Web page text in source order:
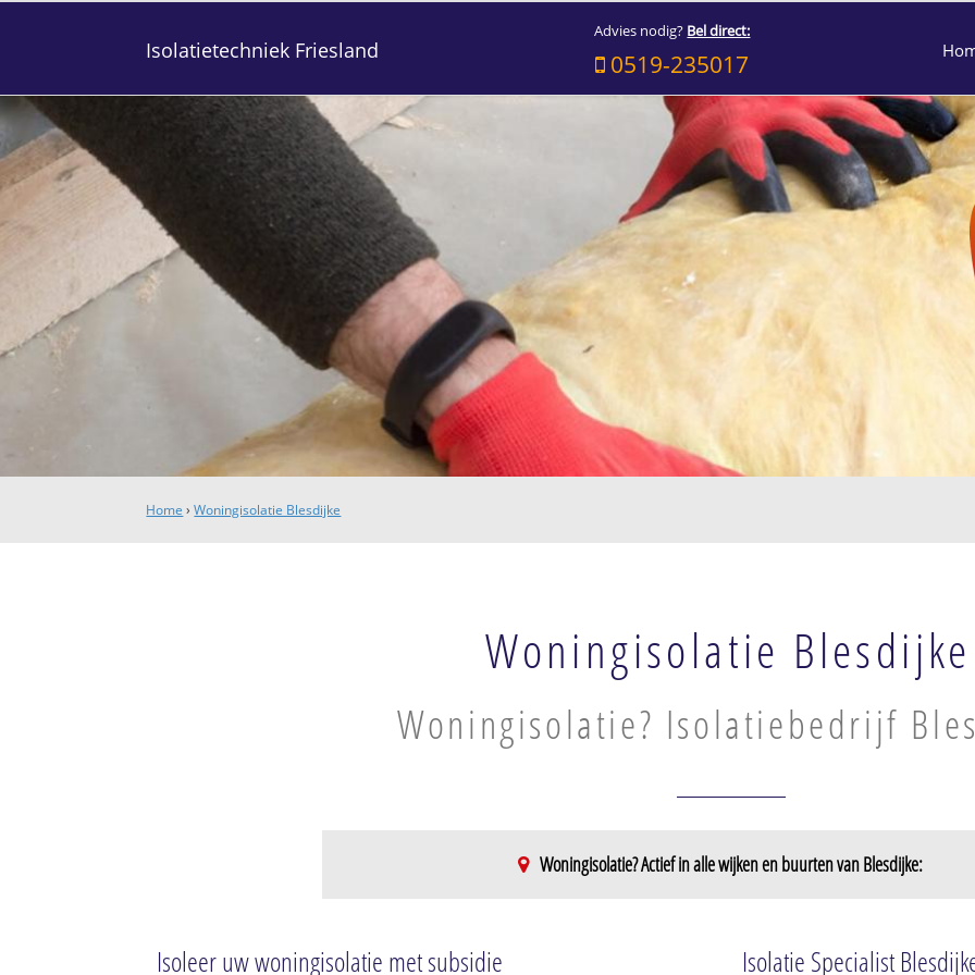
Isolatietechniek Friesland
Advies nodig? Bel direct:
0519-235017
Home ›Woningisolatie Blesdijke
Woningisolatie Blesdijke
Woningisolatie? Isolatiebedrijf
Woningisolatie? Actief in alle wijken en buurten van Blesdijke:
De Blesse
Isoleer uw woningisolatie met subsidie Isolatie Specialist